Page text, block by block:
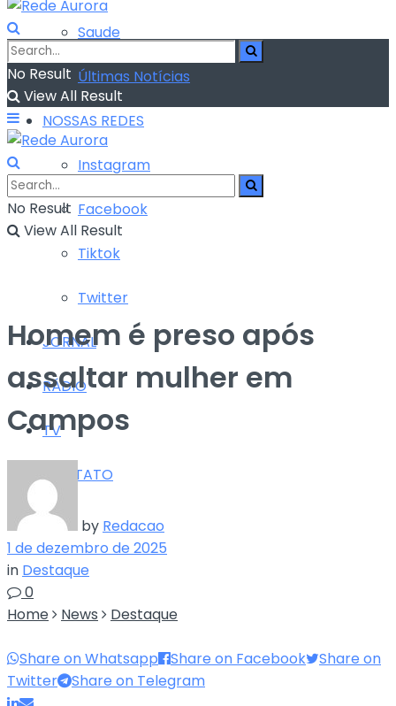
Saude
Últimas Notícias
NOSSAS REDES
Instagram
Facebook
Tiktok
Twitter
JORNAL
RÁDIO
TV
CONTATO
No Result
View All Result
No Result
View All Result
Homem é preso após
assaltar mulher em
Campos
by Redacao
1 de dezembro de 2025
in Destaque
0
Home
News Destaque
Share on Whatsapp Share on Facebook
Share on
Twitter
Share on Telegram